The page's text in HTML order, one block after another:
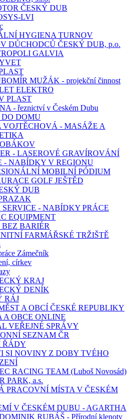
ČESKÝ DUB
LVI
HYGIENA TURNOV
DŮCHODCŮ ČESKÝ DUB, p.o.
GALVIA
MUŽÁK - projekční činnost
ELEKTRO
PLAST
- řeznictví v Českém Dubu
DOMU
VOJTĚCHOVÁ - MASÁŽE A
- LASEROVÉ GRAVÍROVÁNÍ
- NABÍDKY V REGIONU
MOBILNÍ PÓDIUM
GOLF JEŠTĚD
DUB
SERVICE - NABÍDKY PRÁCE
EQUIPMENT
BARIÉR
FARMÁŘSKÉ TRŽIŠTĚ
Zámečník
církev
KRAJ
DENÍK
RÁJ
A OBCÍ ČESKÉ REPUBLIKY
A OBCE ONLINE
VEŘEJNÉ SPRÁVY
SEZNAM ČR
ŘÁDY
SI NOVINY Z DOBY TVÉHO
RACING TEAM (Luboš Novosád)
PARK, a.s.
PRACOVNÍ MÍSTA V ČESKÉM
V ČESKÉM DUBU - AGARTHA
RUBÁŠ - Přírodní klenoty